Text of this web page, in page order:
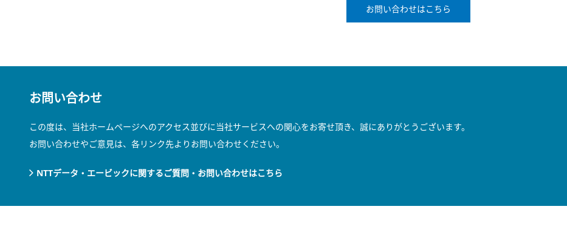
お問い合わせはこちら
お問い合わせ
この度は、当社ホームページへのアクセス並びに当社サービスへの関心をお寄せ頂き、誠にありがとうございます。
お問い合わせやご意見は、各リンク先よりお問い合わせください。
NTTデータ・エービックに関するご質問・お問い合わせはこちら